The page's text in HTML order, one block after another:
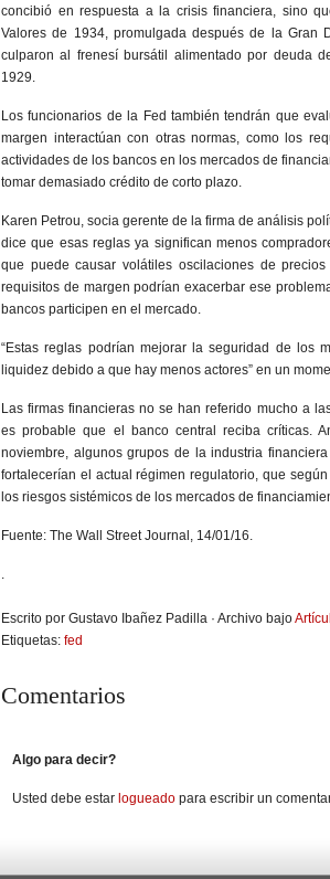
concibió en respuesta a la crisis financiera, sino
Valores de 1934, promulgada después de la Gran
culparon al frenesí bursátil alimentado por deuda
1929.
Los funcionarios de la Fed también tendrán que
margen interactúan con otras normas, como los
actividades de los bancos en los mercados de
tomar demasiado crédito de corto plazo.
Karen Petrou, socia gerente de la firma de análisis
dice que esas reglas ya significan menos
que puede causar volátiles oscilaciones de
requisitos de margen podrían exacerbar ese
bancos participen en el mercado.
“Estas reglas podrían mejorar la seguridad de los
liquidez debido a que hay menos actores” en un
Las firmas financieras no se han referido mucho a
es probable que el banco central reciba críticas.
noviembre, algunos grupos de la industria
fortalecerían el actual régimen regulatorio, que
los riesgos sistémicos de los mercados de
Fuente: The Wall Street Journal, 14/01/16.
.
Escrito por Gustavo Ibañez Padilla · Archivo bajo
Etiquetas: fed
Comentarios
Algo para decir?
Usted debe estar logueado para escribir un